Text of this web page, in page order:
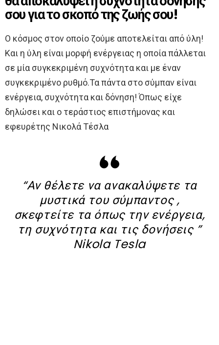
σου για το σκοπό της ζωής σου!
Ο κόσμος στον οποίο ζούμε αποτελείται από ύλη!
Και η ύλη είναι μορφή ενέργειας η οποία πάλλεται
σε μία συγκεκριμένη συχνότητα και με έναν
συγκεκριμένο ρυθμό.Τα πάντα στο σύμπαν είναι
ενέργεια, συχνότητα και δόνηση! Όπως είχε
δηλώσει και ο τεράστιος επιστήμονας και
εφευρέτης Νικολά Τέσλα
“Αν θέλετε να ανακαλύψετε τα
μυστικά του σύμπαντος ,
σκεφτείτε τα όπως την ενέργεια,
τη συχνότητα και τις δονήσεις ”
Nikola Tesla